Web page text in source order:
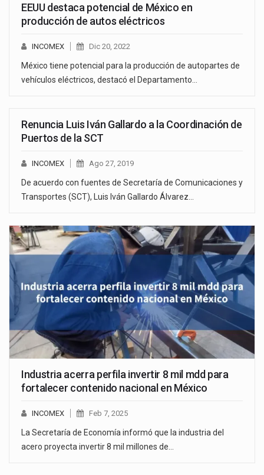
EEUU destaca potencial de México en
producción de autos eléctricos
INCOMEX Dic 20, 2022
México tiene potencial para la producción de autopartes de
vehículos eléctricos, destacó el Departamento…
Renuncia Luis Iván Gallardo a la Coordinación de
Puertos de la SCT
INCOMEX Ago 27, 2019
De acuerdo con fuentes de Secretaría de Comunicaciones y
Transportes (SCT), Luis Iván Gallardo Álvarez…
Industria acerra perfila invertir 8 mil mdd para
fortalecer contenido nacional en México
INCOMEX Feb 7, 2025
La Secretaría de Economía informó que la industria del
acero proyecta invertir 8 mil millones de…